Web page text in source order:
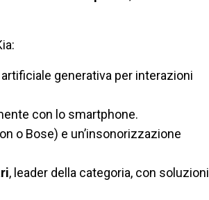
generativa per interazioni
con lo smartphone.
o Bose) e un’insonorizzazione
, leader della categoria, con soluzioni